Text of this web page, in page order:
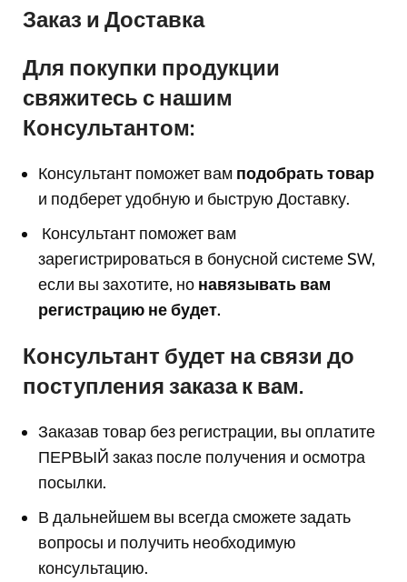
Заказ и Доставка
Для покупки продукции
свяжитесь с нашим
Консультантом:
Консультант поможет вам подобрать товар
и подберет удобную и быструю Доставку.
Консультант поможет вам
зарегистрироваться в бонусной системе SW,
если вы захотите, но навязывать вам
регистрацию не будет.
Консультант будет на связи до
поступления заказа к вам.
Заказав товар без регистрации, вы оплатите
ПЕРВЫЙ заказ после получения и осмотра
посылки.
В дальнейшем вы всегда сможете задать
вопросы и получить необходимую
консультацию.